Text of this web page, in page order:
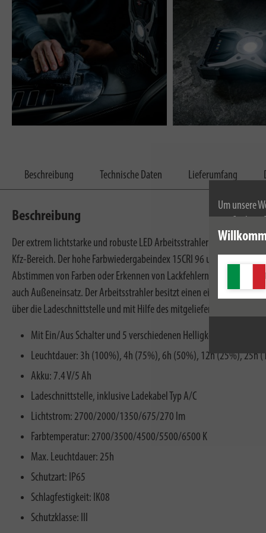
Um unsere
Weitere
Beschreibung Technische Daten Lieferumfang
Beschreibung
Der extrem lichtstarke und robuste LED Arbeitsstrahler RUFUS mit
Kfz-Bereich. Der hohe Farbwiedergabeindex 15CRI 96 und der
Abstimmen von Farben oder Erkennen von Lackfehlern. Mit einem
auch Außeneinsatz. Der Arbeitsstrahler besitzt einen eingebauten
über die Ladeschnittstelle und mit Hilfe des mitgelieferten
Mit Ein/Aus Schalter und 5 verschiedenen Helligkeitsstufen 10%
Leuchtdauer: 3h (100%), 4h (75%), 6h (50%), 12h (25%), 25h
Akku: 7.4 V/5 Ah
Ladeschnittstelle, inklusive Ladekabel Typ A/C
Lichtstrom: 2700/2000/1350/675/270 lm
Farbtemperatur: 2700/3500/4500/5500/6500 K
Max. Leuchtdauer: 25h
Schutzart: IP65
Schlagfestigkeit: IK08
Schutzklasse: III